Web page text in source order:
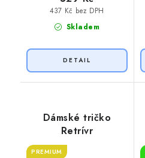
Skladem
437 Kč bez DPH
Dámské tričko
Retrívr
PREMIUM